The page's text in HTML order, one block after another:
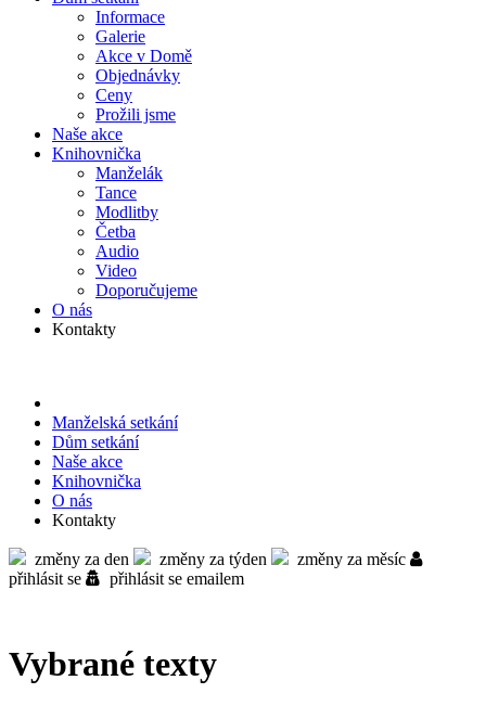
Informace
Galerie
Akce v Domě
Objed­návky
Ceny
Prožili jsme
Naše akce
Knihov­nička
Manželák
Tance
Modlitby
Četba
Audio
Video
Doporu­čujeme
O nás
Kontakty
Manželská setkání
Dům setkání
Naše akce
Knihov­nička
O nás
Kontakty
změny za den změny za týden
změny za měsíc
přihlásit se
přihlásit se emailem
Vybrané texty